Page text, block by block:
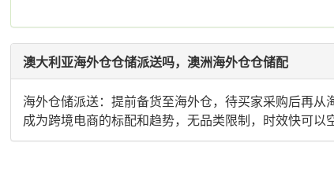
澳大利亚海外仓仓储派送吗，澳洲海外仓仓储配
海外仓储派送：提前备货至海外仓，待买家采购后再
成为跨境电商的标配和趋势，无品类限制，时效快可以